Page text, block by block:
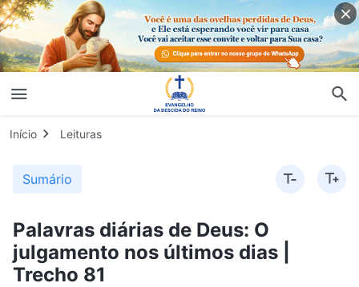
Início Leituras
Sumário
Palavras diárias de Deus: O
julgamento nos últimos dias |
Trecho 81